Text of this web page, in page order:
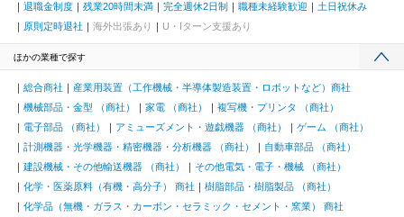
退職金制度
残業20時間未満 完全週休2日制 職種未経験歓迎
土日祝休み
原則定時退社
海外出張あり U・Iターン支援あり
ほかの業種で探す
総合商社
産業用装置（工作機械・半導体製造装置・ロボットなど）商社
機械部品・金型 （商社）
家電 （商社）
複写機・プリンタ （商社）
電子部品 （商社）
アミューズメント・遊戯機器 （商社）
ゲーム （商社）
計測機器・光学機器・精密機器・分析機器 （商社）
自動車部品 （商社）
建設機械・その他輸送機器 （商社）
その他電気・電子・機械 （商社）
化学・医薬原料（有機・高分子） 商社
樹脂部品・樹脂製品 （商社）
化学品（無機・ガラス・カーボン・セラミック・セメント・窯業） 商社